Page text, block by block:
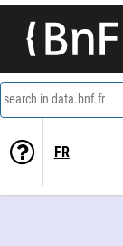
search in data.bnf.fr
FR